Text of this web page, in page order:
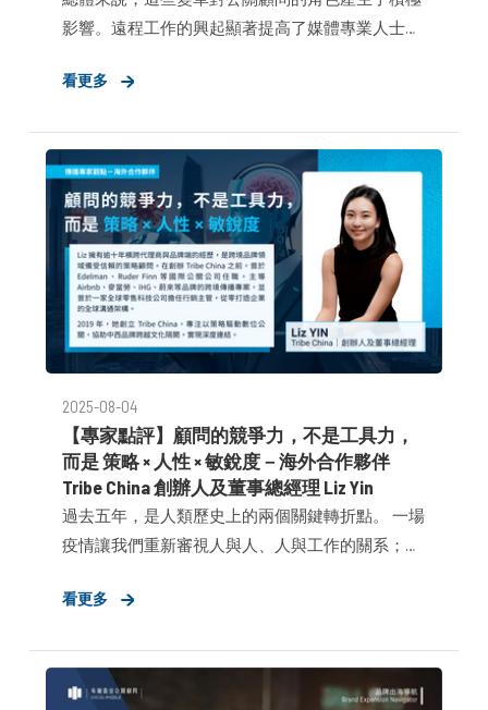
影響。遠程工作的興起顯著提高了媒體專業人士和
首先，它增加了與記者互動的機會；其次，數位溝
輕鬆分析和回顧的記錄。
看更多
2025-08-04
【專家點評】顧問的競爭力，不是工具力，
而是 策略 × 人性 × 敏銳度－海外合作夥伴
Tribe China 創辦人及董事總經理 Liz Yin​
過去五年，是⼈類歷史上的兩個關鍵轉折點。 ⼀場
疫情讓我們重新審視⼈與⼈、⼈與⼯作的關系；⼀
解。 ⾝處傳播⾏業，這種變化尤為深刻。 對我個
作⽅式，也重構了我們與客戶、媒體與社會之間的
看更多